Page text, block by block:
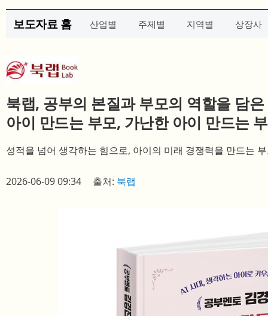
보도자료 홈 산업별 주제별 지역별 상장사
북랩, 공부의 본질과 부모의 역할을 담
아이 만드는 부모, 가난한 아이 만드는
성적을 넘어 생각하는 힘으로, 아이의 미래 경쟁력을 만드는
2026-06-09 09:34 출처: 북랩